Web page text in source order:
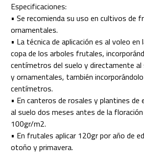
Especificaciones:
• Se recomienda su uso en cultivos de
ornamentales.
• La técnica de aplicación es al voleo en
copa de los arboles frutales,
centímetros del suelo y directamente
y ornamentales, también
centímetros.
• En canteros de rosales y plantines de
al suelo dos meses antes de la
100gr/m2.
• En frutales aplicar 120gr por año de
otoño y primavera.